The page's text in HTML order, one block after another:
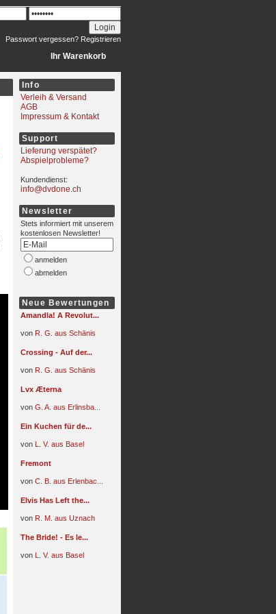
Passwort vergessen? Registrieren
Ihr Warenkorb
Info
Verleih & Versand
AGB
Impressum & Kontakt
Support
Lieferung verspätet?
Abspielprobleme?
Kundendienst:
info@dvdone.ch
Newsletter
Stets informiert mit unserem
kostenlosen Newsletter!
anmelden
abmelden
Neue Bewertungen
Amandla! A Revolut...
von R. G. aus Schänis
Crossing - Auf der...
von R. G. aus Schänis
Lvx Æterna
von G. A. aus Erlinsba...
Ein Kuchen für de...
von L. V. aus Basel
Fremont
von C. B. aus Erlenbac...
Elvis Has Left the...
von R. M. aus Uznach
The Bride! - Es le...
von L. V. aus Basel